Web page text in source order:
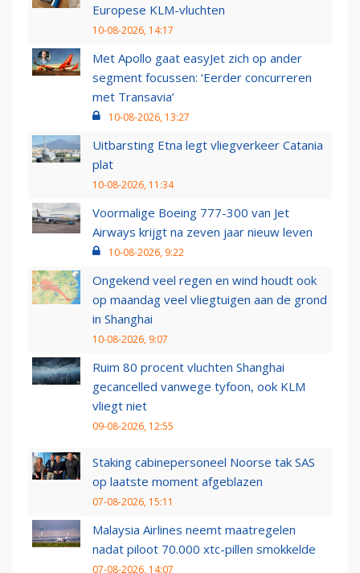
Europese KLM-vluchten
10-08-2026, 14:17
Met Apollo gaat easyJet zich op ander
segment focussen: ‘Eerder concurreren
met Transavia’
10-08-2026, 13:27
Uitbarsting Etna legt vliegverkeer Catania
plat
10-08-2026, 11:34
Voormalige Boeing 777-300 van Jet
Airways krijgt na zeven jaar nieuw leven
10-08-2026, 9:22
Ongekend veel regen en wind houdt ook
op maandag veel vliegtuigen aan de grond
in Shanghai
10-08-2026, 9:07
Ruim 80 procent vluchten Shanghai
gecancelled vanwege tyfoon, ook KLM
vliegt niet
09-08-2026, 12:55
Staking cabinepersoneel Noorse tak SAS
op laatste moment afgeblazen
07-08-2026, 15:11
Malaysia Airlines neemt maatregelen
nadat piloot 70.000 xtc-pillen smokkelde
07-08-2026, 14:07